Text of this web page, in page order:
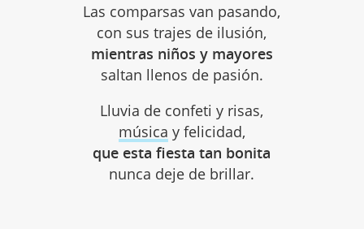
Las comparsas van pasando,
con sus trajes de ilusión,
mientras niños y mayores
saltan llenos de pasión.
Lluvia de confeti y risas,
música y felicidad,
que esta fiesta tan bonita
nunca deje de brillar.